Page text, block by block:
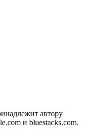
автору
и bluestacks.com.